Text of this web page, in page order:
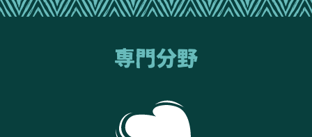
専門分野